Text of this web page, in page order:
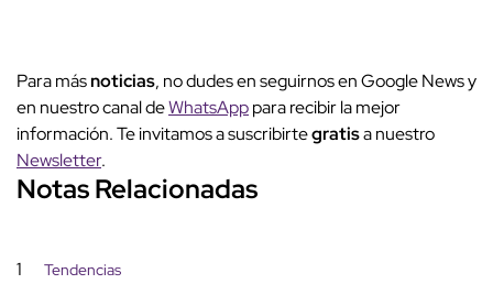
Para másnoticias, no dudes en seguirnos en Google News y
en nuestro canal deWhatsApppara recibir la mejor
información. Te invitamos a suscribirtegratisa nuestro
Newsletter.
Notas Relacionadas
1 Tendencias